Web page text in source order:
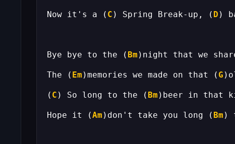
Now it's a ( C ) Spring Break-up, ( D )
Bye bye to the ( Bm
The ( Em )memories we made on that ( G
( C ) So long to the ( Bm
Hope it (Am )don't take you long ( Bm )